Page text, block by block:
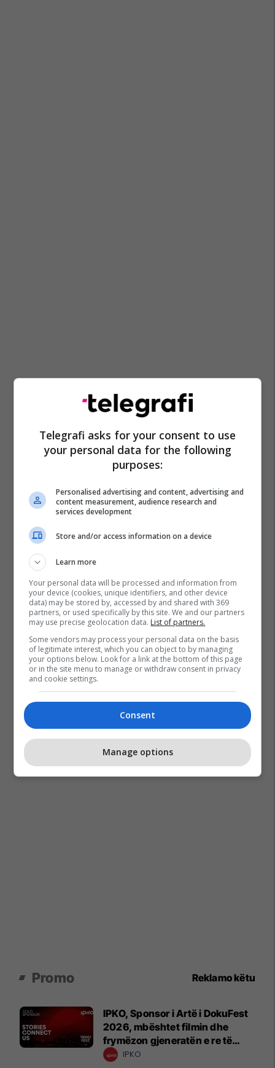
Gjirafavideo
Promo Reklamo këtu
IPKO, Sponsor i Artë i DokuFest
2026, mbështet filmin dhe
frymëzon gjeneratën e re të
krijuesve
IPKO
Telegrafi asks for your consent to use
your personal data for the following
purposes:
Personalised advertising and content, advertising and
content measurement, audience research and
services development
Store and/or access information on a device
Learn more
Your personal data will be processed and information from
your device (cookies, unique identifiers, and other device
data) may be stored by, accessed by and shared with 369
partners, or used specifically by this site. We and our partners
may use precise geolocation data. List of partners.
Some vendors may process your personal data on the basis
of legitimate interest, which you can object to by managing
your options below. Look for a link at the bottom of this page
or in the site menu to manage or withdraw consent in privacy
and cookie settings.
Consent
Manage options